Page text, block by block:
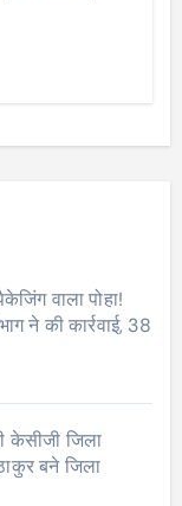
वाला पोहा!
ने की कार्रवाई, 38
केसीजी जिला
बने जिला